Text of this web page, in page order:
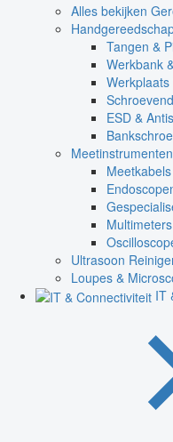
Alles bekijken
Tangen &
Werkbank
ESD &
Meetinstrumenten
Multimeters
Ultrasoon
Loupes &
IT